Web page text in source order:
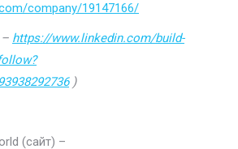
company/19147166/
https://www.linkedin.com/build-
)
(сайт) –